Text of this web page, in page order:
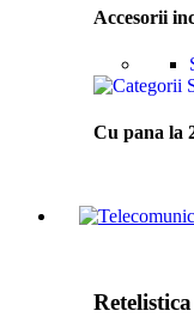
Accesorii
Cu pana la
Retelistica